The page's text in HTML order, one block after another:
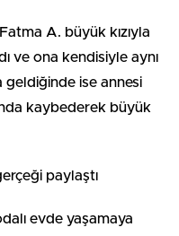
A. büyük kızıyla
ve ona kendisiyle aynı
geldiğinde ise annesi
kaybederek büyük
paylaştı
evde yaşamaya